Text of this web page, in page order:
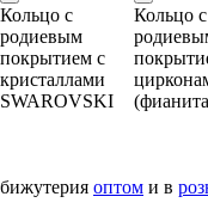
Кольцо с
родиевым
покрытием с
кристаллами
SWAROVSKI
Кольцо с
бижутерия оптом и в